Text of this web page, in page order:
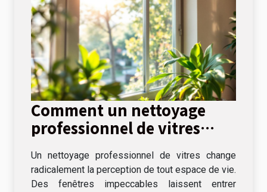
Comment un nettoyage
professionnel de vitres
peut transformer votre
espace de vie ?
Un nettoyage professionnel de vitres change
radicalement la perception de tout espace de vie.
Des fenêtres impeccables laissent entrer